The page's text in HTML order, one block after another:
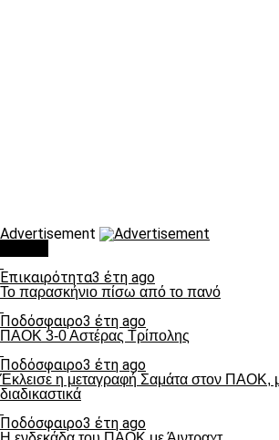
Advertisement
Επικαιρότητα3 έτη ago
Το παρασκήνιο πίσω από το πανό
Ποδόσφαιρο3 έτη ago
ΠΑΟΚ 3-0 Αστέρας Τρίπολης
Ποδόσφαιρο3 έτη ago
Έκλεισε η μεταγραφή Σαμάτα στον ΠΑΟΚ,
διαδικαστικά
Ποδόσφαιρο3 έτη ago